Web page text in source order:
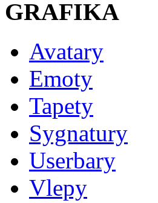
GRAFIKA
Avatary
Emoty
Tapety
Sygnatury
Userbary
Vlepy